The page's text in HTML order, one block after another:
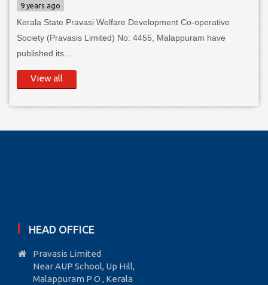
9 years ago
Kerala State Pravasi Welfare Development Co-operative
Society (Pravasis Limited) No: 4455, Malappuram have
published its…
View all
HEAD OFFICE
Pravasis Limited
Near AUP School, Up Hill,
Malappuram P O , Kerala